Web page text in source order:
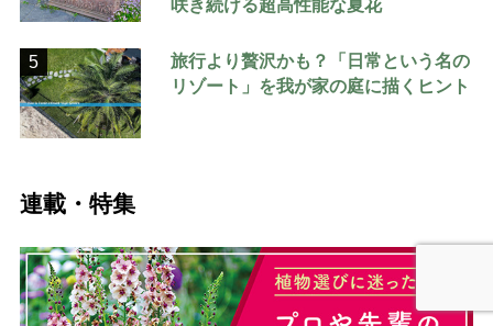
咲き続ける超高性能な夏花
5
旅行より贅沢かも？「日常という名の
リゾート」を我が家の庭に描くヒント
連載・特集